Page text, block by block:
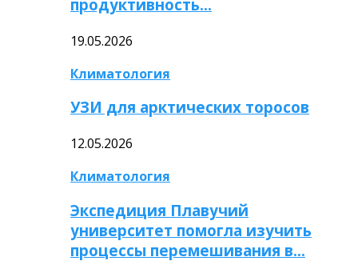
продуктивность…
19.05.2026
Климатология
УЗИ для арктических торосов
12.05.2026
Климатология
Экспедиция Плавучий
университет помогла изучить
процессы перемешивания в…